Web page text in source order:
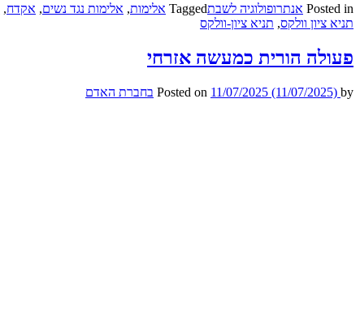
Posted in אנתרופולוגיה לשבתTagged אלימות, אלימות נגד נשים, אקדח,
תניא ציון וולקס, תניא ציון-וולקס
פעולה הורית כמעשה אזרחי
Posted on 11/07/2025 (11/07/2025) by בחברת האדם